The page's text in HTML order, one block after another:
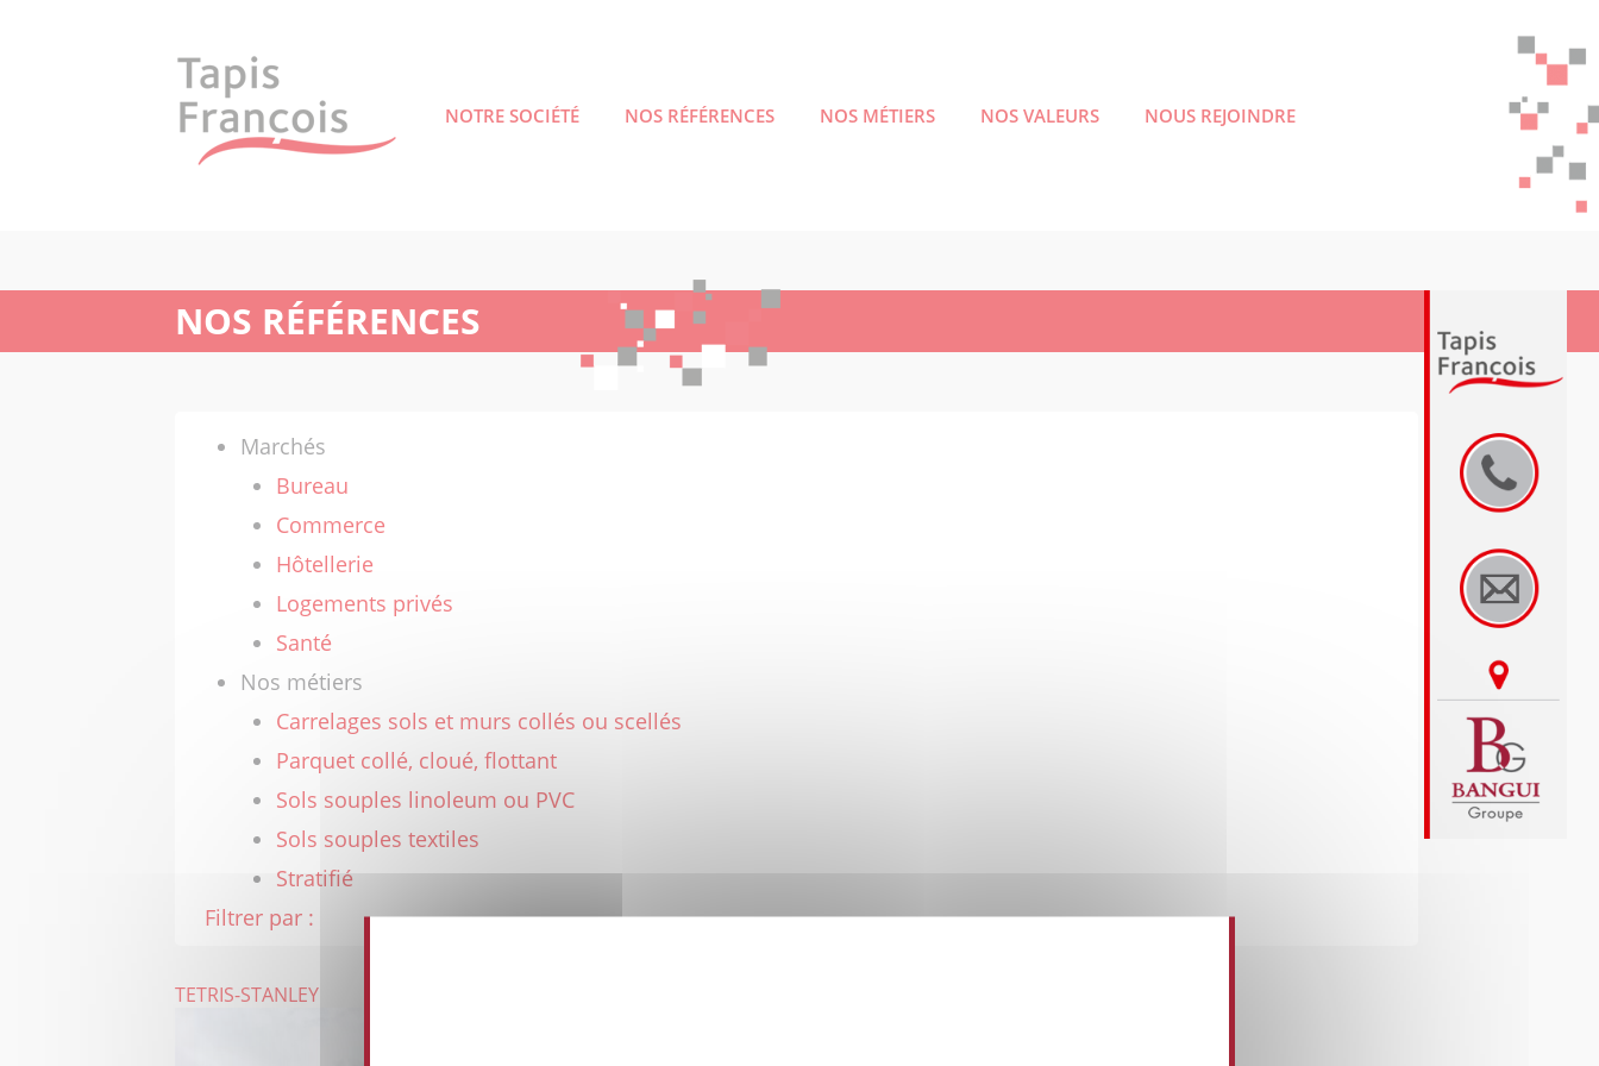
NOTRE SOCIÉTÉ NOS RÉFÉRENCES NOS MÉTIERS NOS VALEURS NOUS REJOINDRE
NOS RÉFÉRENCES
Marchés
Bureau
Commerce
Hôtellerie
Logements privés
Santé
Nos métiers
Carrelages sols et murs collés ou scellés
Parquet collé, cloué, flottant
Sols souples linoleum ou PVC
Sols souples textiles
Stratifié
Filtrer par :
TETRIS-STANLEY